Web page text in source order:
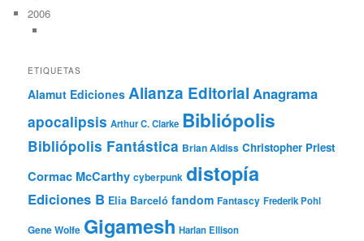
2006
ETIQUETAS
Alamut Ediciones Alianza Editorial Anagrama
apocalipsis Arthur C. Clarke Bibliópolis
Bibliópolis Fantástica Brian Aldiss Christopher Priest
Cormac McCarthy cyberpunk distopía
Ediciones B Elia Barceló fandom Fantascy Frederik Pohl
Gene Wolfe Gigamesh Harlan Ellison